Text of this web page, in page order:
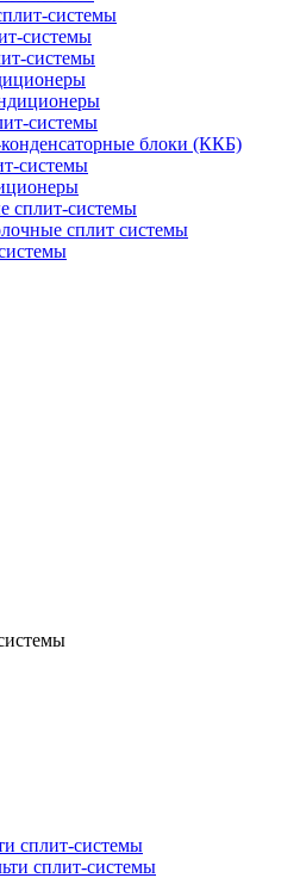
системы
системы
системы
системы
блоки (ККБ)
системы
сплит-системы
сплит системы
сплит-системы
сплит-системы